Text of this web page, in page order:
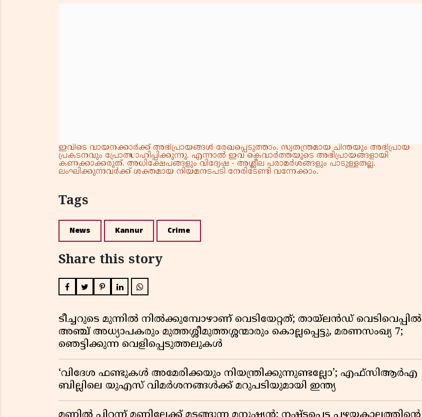
ഇവിടെ വായനക്കാർക്ക് അഭിപ്രായങ്ങൾ രേഖപ്പെടുത്താം. സ്വതന്ത്രമായ ചിന്തയും അഭിപ്രായ
പ്രകടനവും പ്രോത്സാഹിപ്പിക്കുന്നു. എന്നാൽ ഇവ കെവാർത്തയുടെ അഭിപ്രായങ്ങളായി
കണക്കാക്കരുത്. അധിക്ഷേപങ്ങളും വിദ്വേഷ - അശ്ലീല പരാമർശങ്ങളും പാടുള്ളതല്ല.
ലംഘിക്കുന്നവർക്ക് ശക്തമായ നിയമനടപടി നേരിടേണ്ടി വന്നേക്കാം.
Tags
News Kannur Crime
Share this story
ടീച്ചറുടെ മുന്നിൽ നിൽക്കുമ്പോഴാണ് വെടിയേറ്റത്; തായ്‌ലൻഡ് വെടിവെപ്പിൽ
അഞ്ച് അധ്യാപകരും മുത്തശ്ശീമുത്തശ്ശന്മാരും കൊല്ലപ്പെട്ടു, മരണസംഖ്യ 7;
ഞെട്ടിക്കുന്ന വെളിപ്പെടുത്തലുകൾ
‘വിദേശ ഫണ്ടുകൾ അമേരിക്കയും നിയന്ത്രിക്കുന്നുണ്ടല്ലോ’; എഫ്സിആർഎ
ബില്ലിലെ യുഎസ് വിമർശനങ്ങൾക്ക് മറുപടിയുമായി ഇന്ത്യ